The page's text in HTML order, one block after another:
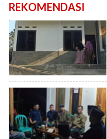
REKOMENDASI